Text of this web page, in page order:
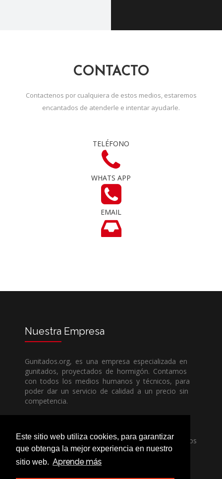
Este sitio web utiliza cookies, para garantizar
que obtenga la mejor experiencia en nuestro
sitio web. Aprende más
CONTACTO
Contactenos por cualquiera de estos medios, estaremos
encantados de atenderle e intentar ayudarle.
TELÉFONO
WHATS APP
EMAIL
Nuestra Empresa
Gunitados.org, es una empresa especializada en
gunitados, proyectados de hormigón. Contamos
con todos los medios humanos y técnicos, para
poder dar un servicio de calidad a un precio sin
competencia.
en llamarnos, nuestros técnicos estran encantados
de poder ayudarle, ya sea usted particular o
profesional.